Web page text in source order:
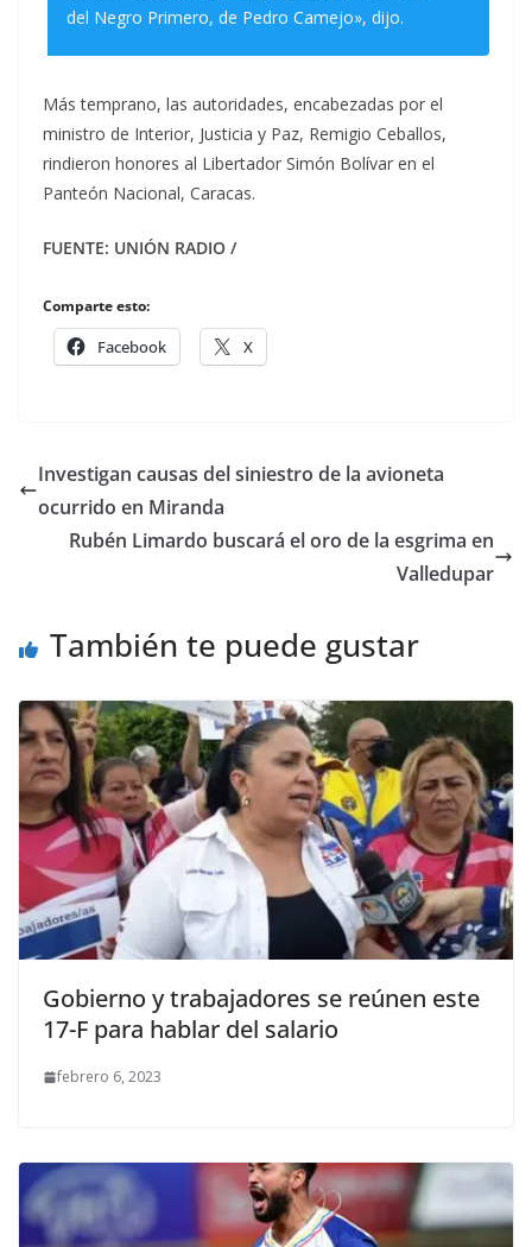
del Negro Primero, de Pedro Camejo», dijo.
Más temprano, las autoridades, encabezadas por el
ministro de Interior, Justicia y Paz, Remigio Ceballos,
rindieron honores al Libertador Simón Bolívar en el
Panteón Nacional, Caracas.
FUENTE: UNIÓN RADIO /
Comparte esto:
Facebook X
Investigan causas del siniestro de la avioneta
ocurrido en Miranda
Rubén Limardo buscará el oro de la esgrima en
Valledupar
También te puede gustar
Gobierno y trabajadores se reúnen este
17-F para hablar del salario
febrero 6, 2023